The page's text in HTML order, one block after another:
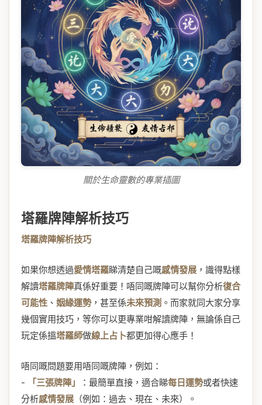
關於生命靈數的專業插圖
塔羅牌陣解析技巧
塔羅牌陣解析技巧
如果你想透過愛情塔羅睇清楚自己嘅感情發展 ，識得點樣
解讀塔羅牌陣真係好重要！唔同嘅牌陣可以幫你分析復合
可能性 、 姻緣運勢，甚至係未來預測 。而家就同大家分享
幾個實用技巧，等你可以更專業咁解讀牌陣，無論係自己
玩定係搵塔羅師做線上占卜都更加得心應手！
唔同嘅問題要用唔同嘅牌陣，例如：
-
「三張牌陣」 ：最簡單直接，適合睇每日運勢或者快速
分析感情發展 （例如：過去、現在、未來）。